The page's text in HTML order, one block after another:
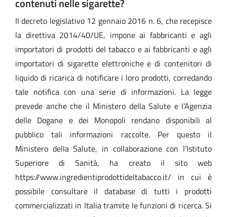
contenuti nelle sigarette?
Il decreto legislativo 12 gennaio 2016 n. 6, che recepisce
la direttiva 2014/40/UE, impone ai fabbricanti e agli
importatori di prodotti del tabacco e ai fabbricanti e agli
importatori di sigarette elettroniche e di contenitori di
liquido di ricarica di notificare i loro prodotti, corredando
tale notifica con una serie di informazioni. La legge
prevede anche che il Ministero della Salute e l’Agenzia
delle Dogane e dei Monopoli rendano disponibili al
pubblico tali informazioni raccolte. Per questo il
Ministero della Salute, in collaborazione con l’Istituto
Superiore di Sanità, ha creato il sito web
https://www.ingredientiprodottideltabacco.it/ in cui è
possibile consultare il database di tutti i prodotti
commercializzati in Italia tramite le funzioni di ricerca. Si